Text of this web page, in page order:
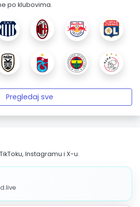
po klubovima.
Pregledaj sve
Instagramu i X-u.